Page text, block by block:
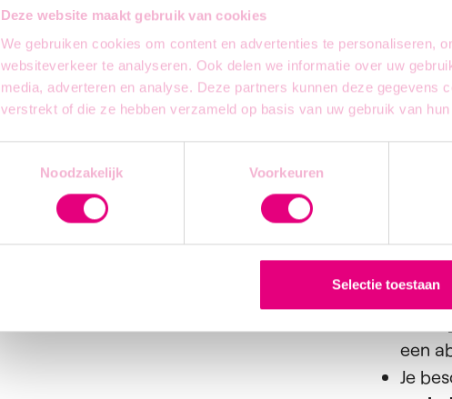
Deze website maakt gebruik van cookies
We gebruiken cookies om content en advertenties te personaliseren,
websiteverkeer te analyseren. Ook delen we informatie over uw
media, adverteren en analyse. Deze partners kunnen deze gegevens
verstrekt of die ze hebben verzameld op basis van uw gebruik van
Noodzakelijk
Voorkeuren
Selectie toestaan
Dit
Je
stevig
een
Je